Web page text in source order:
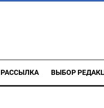
РАССЫЛКА ВЫБОР